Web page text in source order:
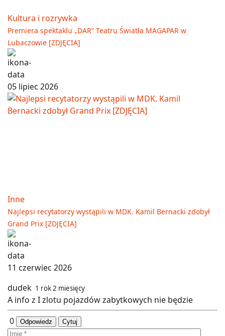
Kultura i rozrywka
Premiera spektaklu „DAR” Teatru Światła MAGAPAR w
Lubaczowie [ZDJĘCIA]
05 lipiec 2026
Inne
Najlepsi recytatorzy wystąpili w MDK. Kamil Bernacki zdobył
Grand Prix [ZDJĘCIA]
11 czerwiec 2026
dudek 1 rok 2 miesięcy
A info z I zlotu pojazdów zabytkowych nie będzie
0
Odpowiedz Cytuj